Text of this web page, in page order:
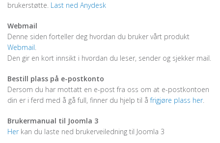
brukerstøtte. Last ned Anydesk
Webmail
Denne siden forteller deg hvordan du bruker vårt produkt
Webmail.
Den gir en kort innsikt i hvordan du leser, sender og sjekker mail.
Bestill plass på e-postkonto
Dersom du har mottatt en e-post fra oss om at e-postkontoen
din er i ferd med å gå full, finner du hjelp til åfrigjøre plass her.
Brukermanual til Joomla 3
Herkan du laste ned brukerveiledning til Joomla 3